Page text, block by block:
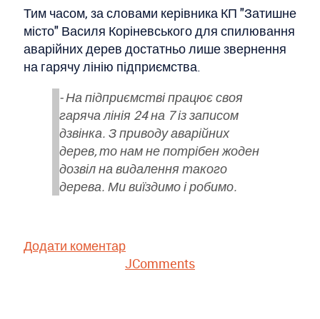
Тим часом, за словами керівника КП "Затишне
місто" Василя Коріневського для спилювання
аварійних дерев достатньо лише звернення
на гарячу лінію підприємства.
- На підприємстві працює своя
гаряча лінія 24 на 7 із записом
дзвінка. З приводу аварійних
дерев, то нам не потрібен жоден
дозвіл на видалення такого
дерева. Ми виїздимо і робимо.
Додати коментар
JComments